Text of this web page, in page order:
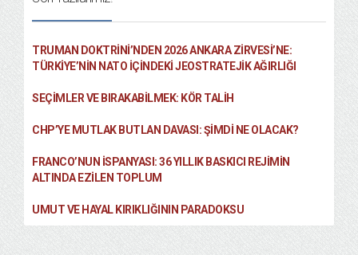
TRUMAN DOKTRINI’NDEN 2026 ANKARA ZIRVESI’NE:
TÜRKIYE’NIN NATO İÇINDEKI JEOSTRATEJIK AĞIRLIĞI
SEÇIMLER VE BIRAKABILMEK: KÖR TALIH
CHP’YE MUTLAK BUTLAN DAVASI: ŞİMDİ NE OLACAK?
FRANCO’NUN İSPANYASI: 36 YILLIK BASKICI REJIMIN
ALTINDA EZILEN TOPLUM
UMUT VE HAYAL KIRIKLIĞININ PARADOKSU